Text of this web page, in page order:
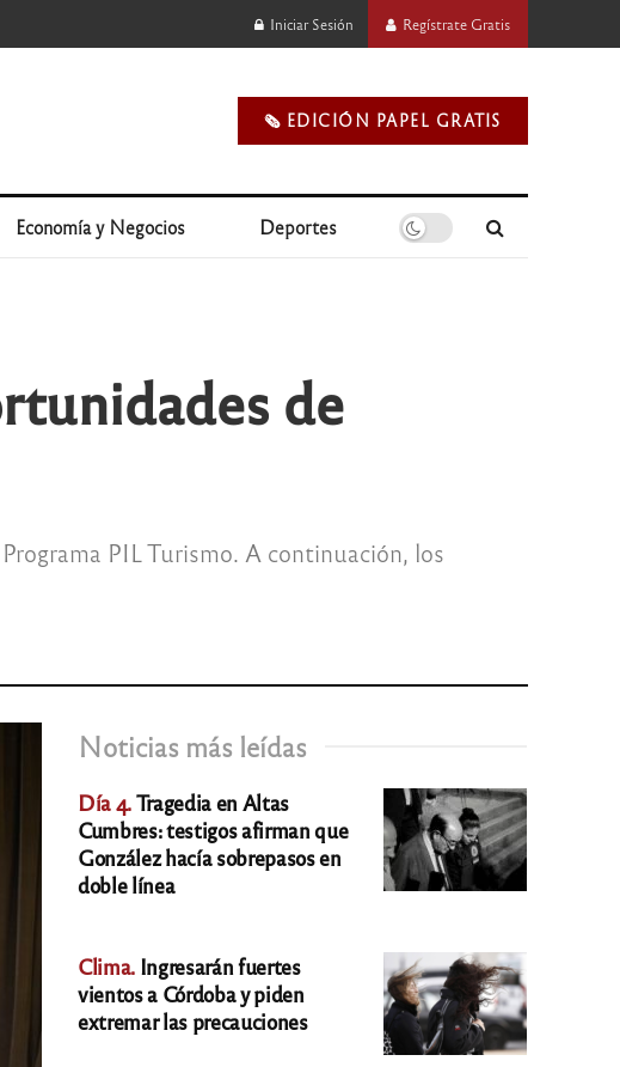
Iniciar Sesión Regístrate Gratis
🗞️ EDICIÓN PAPEL GRATIS
Economía y Negocios Deportes
de
PIL Turismo. A continuación, los
Noticias más leídas
Día 4.Tragedia en Altas
Cumbres: testigos afirman que
González hacía sobrepasos en
doble línea
Clima. Ingresarán fuertes
vientos a Córdoba y piden
extremar las precauciones